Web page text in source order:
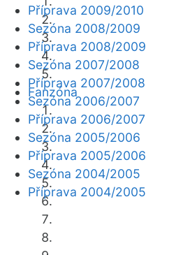
Fanzóna
Příprava 2009/2010
Sezóna 2008/2009
Příprava 2008/2009
Sezóna 2007/2008
Příprava 2007/2008
Sezóna 2006/2007
Příprava 2006/2007
Sezóna 2005/2006
Příprava 2005/2006
Sezóna 2004/2005
Příprava 2004/2005